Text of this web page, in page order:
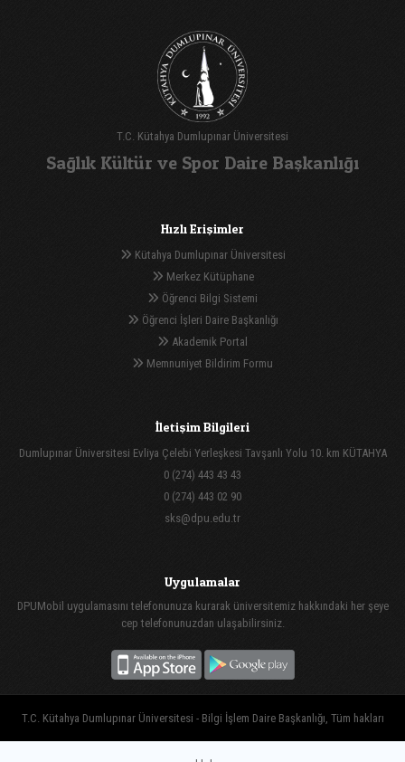
T.C. Kütahya Dumlupınar Üniversitesi
Sağlık Kültür ve Spor Daire Başkanlığı
Hızlı Erişimler
Kütahya Dumlupınar Üniversitesi
Merkez Kütüphane
Öğrenci Bilgi Sistemi
Öğrenci İşleri Daire Başkanlığı
Akademik Portal
Memnuniyet Bildirim Formu
İletişim Bilgileri
Dumlupınar Üniversitesi Evliya Çelebi Yerleşkesi Tavşanlı Yolu 10. km KÜTAHYA
0 (274) 443 43 43
0 (274) 443 02 90
sks@dpu.edu.tr
Uygulamalar
DPUMobil uygulamasını telefonunuza kurarak üniversitemiz hakkındaki her şeye
cep telefonunuzdan ulaşabilirsiniz.
T.C. Kütahya Dumlupınar Üniversitesi - Bilgi İşlem Daire Başkanlığı, Tüm hakları